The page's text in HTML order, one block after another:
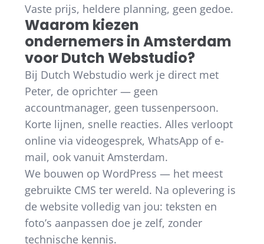
Vaste prijs, heldere planning, geen gedoe.
Waarom kiezen
ondernemers in Amsterdam
voor Dutch Webstudio?
Bij Dutch Webstudio werk je direct met
Peter, de oprichter — geen
accountmanager, geen tussenpersoon.
Korte lijnen, snelle reacties. Alles verloopt
online via videogesprek, WhatsApp of e-
mail, ook vanuit Amsterdam.
We bouwen op WordPress — het meest
gebruikte CMS ter wereld. Na oplevering is
de website volledig van jou: teksten en
foto’s aanpassen doe je zelf, zonder
technische kennis.